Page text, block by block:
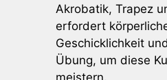
Akrobatik, Trapez
erfordert
Geschicklichkeit
Übung, um diese
meistern.